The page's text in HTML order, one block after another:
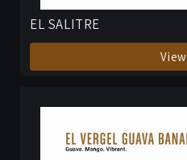
EL SALITRE
View